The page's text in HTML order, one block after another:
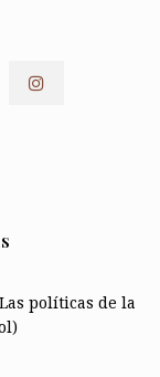
Las políticas de la